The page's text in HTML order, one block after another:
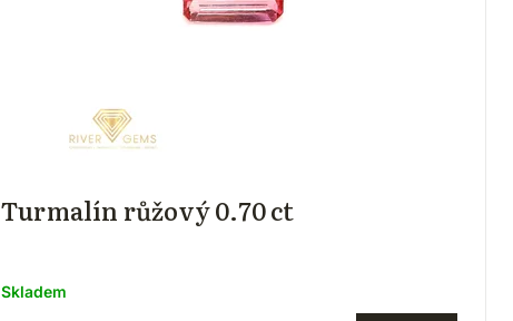
Turmalín růžový 0.70 ct
Skladem